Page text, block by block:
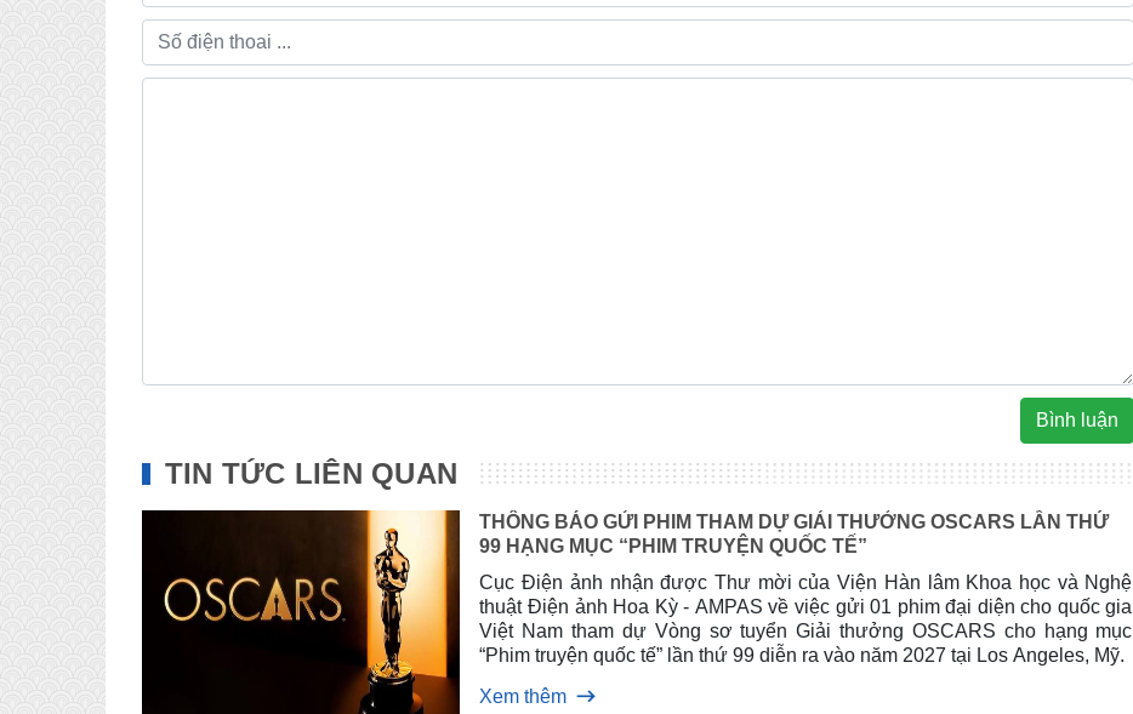
Bình luận
TIN TỨC LIÊN QUAN
THÔNG BÁO GỬI PHIM THAM DỰ GIẢI THƯỞNG OSCARS LẦN THỨ
99 HẠNG MỤC “PHIM TRUYỆN QUỐC TẾ”
Cục Điện ảnh nhận đ­ược Thư mời của Viện Hàn lâm Khoa học và Nghệ
thuật Điện ảnh Hoa Kỳ - AMPAS về việc gửi 01 phim đại diện cho quốc gia
Việt Nam tham dự Vòng sơ tuyển Giải thưởng OSCARS cho hạng mục
“Phim truyện quốc tế” lần thứ 99 diễn ra vào năm 2027 tại Los Angeles, Mỹ.
Xem thêm